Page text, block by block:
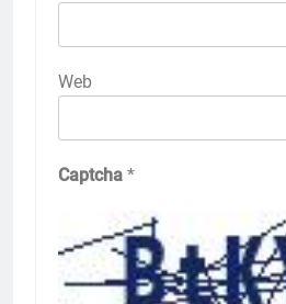
Web
Captcha *